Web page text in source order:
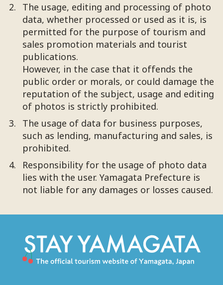
The usage, editing and processing of photo
data, whether processed or used as it is, is
permitted for the purpose of tourism and
sales promotion materials and tourist
publications.
However, in the case that it offends the
public order or morals, or could damage the
reputation of the subject, usage and editing
of photos is strictly prohibited.
The usage of data for business purposes,
such as lending, manufacturing and sales, is
prohibited.
Responsibility for the usage of photo data
lies with the user. Yamagata Prefecture is
not liable for any damages or losses caused.